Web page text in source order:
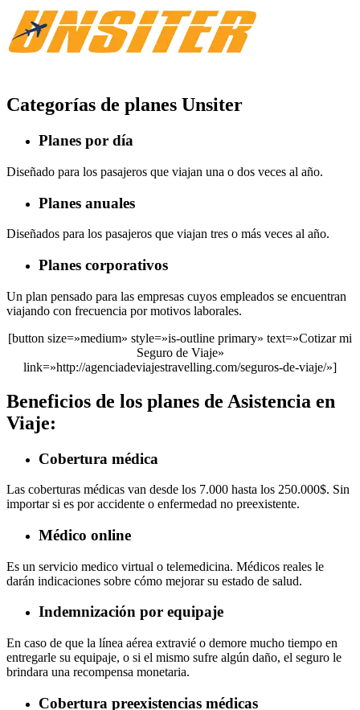
Categorías de planes Unsiter
Planes por día
Diseñado para los pasajeros que viajan una o dos veces al año.
Planes anuales
Diseñados para los pasajeros que viajan tres o más veces al año.
Planes corporativos
Un plan pensado para las empresas cuyos empleados se encuentran
viajando con frecuencia por motivos laborales.
[button size=»medium» style=»is-outline primary» text=»Cotizar mi
Seguro de Viaje»
link=»http://agenciadeviajestravelling.com/seguros-de-viaje/»]
Beneficios de los planes de Asistencia en
Viaje:
Cobertura médica
Las coberturas médicas van desde los 7.000 hasta los 250.000$. Sin
importar si es por accidente o enfermedad no preexistente.
Médico online
Es un servicio medico virtual o telemedicina. Médicos reales le
darán indicaciones sobre cómo mejorar su estado de salud.
Indemnización por equipaje
En caso de que la línea aérea extravié o demore mucho tiempo en
entregarle su equipaje, o si el mismo sufre algún daño, el seguro le
brindara una recompensa monetaria.
Cobertura preexistencias médicas